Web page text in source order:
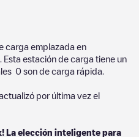
carga emplazada en
. Esta estación de carga tiene un
0 son de carga rápida.
por última vez el
La elección inteligente para